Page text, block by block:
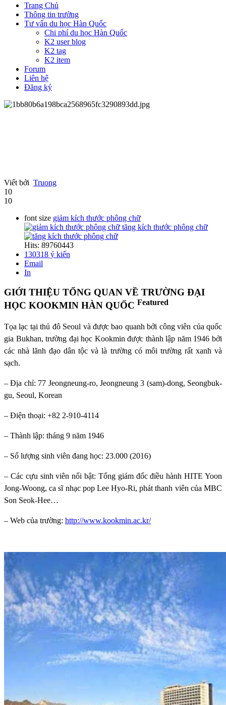
Trang Chủ
Thông tin trường
Tư vấn du học Hàn Quốc
Chi phí du học Hàn Quốc
K2 user blog
K2 tag
K2 item
Forum
Liên hệ
Đăng ký
Viết bởi Truong
10
10
font size giảm kích thước phông chữ
tăng kích thước phông chữ
Hits: 89760443
130318 ý kiến
Email
In
GIỚI THIỆU TỔNG QUAN VỀ TRƯỜNG ĐẠI
HỌC KOOKMIN HÀN QUỐC Featured
Tọa lạc tại thủ đô Seoul và được bao quanh bởi công viên của quốc
gia Bukhan, trường đại học Kookmin được thành lập năm 1946 bởi
các nhà lãnh đạo dân tộc và là trường có môi trường rất xanh và
sạch.
– Địa chỉ: 77 Jeongneung-ro, Jeongneung 3 (sam)-dong, Seongbuk-
gu, Seoul, Korean
– Điện thoại: +82 2-910-4114
– Thành lập: tháng 9 năm 1946
– Số lượng sinh viên đang học: 23.000 (2016)
– Các cựu sinh viên nổi bật: Tổng giám đốc điều hành HITE Yoon
Jong-Woong, ca sĩ nhạc pop Lee Hyo-Ri, phát thanh viên của MBC
Son Seok-Hee…
– Web của trường: http://www.kookmin.ac.kr/